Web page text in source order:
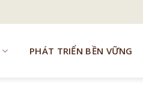
PHÁT TRIỂN BỀN VỮNG